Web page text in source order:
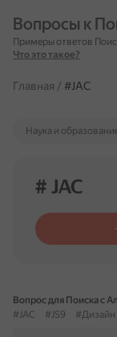
Вопросы к
Примеры ответов
Что это такое?
Главная / #JAC
Наука и
# JAC
Вопрос для Поиска с
#JAC
#JS9 #Дизайн